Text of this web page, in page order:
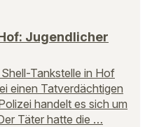
Jugendlicher
Tankstelle in Hof
einen Tatverdächtigen
handelt es sich um
Täter hatte die …